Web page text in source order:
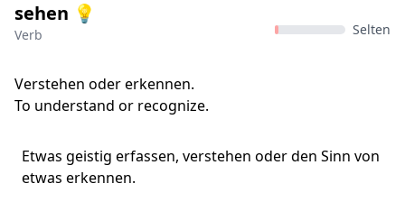
sehen 💡
Verb Selten
Verstehen oder erkennen.
To understand or recognize.
Etwas geistig erfassen, verstehen oder den Sinn von
etwas erkennen.